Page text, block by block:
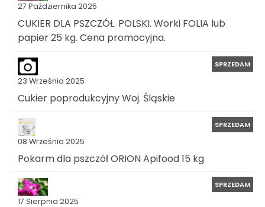
27 Października 2025
CUKIER DLA PSZCZÓŁ. POLSKI. Worki FOLIA lub
papier 25 kg. Cena promocyjna.
23 Września 2025
SPRZEDAM
Cukier poprodukcyjny Woj. Śląskie
08 Września 2025
SPRZEDAM
Pokarm dla pszczół ORION Apifood 15 kg
17 Sierpnia 2025
SPRZEDAM